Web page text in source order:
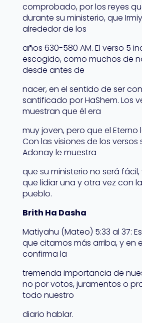
comprobado, por los reyes
durante su ministerio, que
alrededor de los
años 630-580 AM. El verso 5
escogido, como muchos de
desde antes de
nacer, en el sentido de ser
santificado por HaShem. Los
muestran que él era
muy joven, pero que el
Con las visiones de los versos
Adonay le muestra
que su ministerio no será
que lidiar una y otra vez con
pueblo.
Brith Ha Dasha
Matiyahu (Mateo) 5:33 al 37:
que citamos más arriba, y en
confirma la
tremenda importancia de
no por votos, juramentos o
todo nuestro
diario hablar.